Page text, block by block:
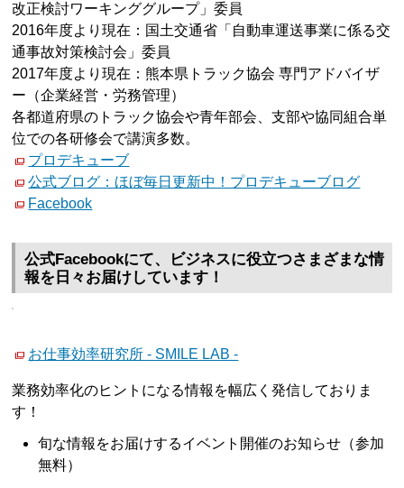
改正検討ワーキンググループ」委員
2016年度より現在：国土交通省「自動車運送事業に係る交
通事故対策検討会」委員
2017年度より現在：熊本県トラック協会 専門アドバイザ
ー（企業経営・労務管理）
各都道府県のトラック協会や青年部会、支部や協同組合単
位での各研修会で講演多数。
プロデキューブ
公式ブログ：ほぼ毎日更新中！プロデキューブログ
Facebook
公式Facebookにて、ビジネスに役立つさまざまな情
報を日々お届けしています！
お仕事効率研究所 - SMILE LAB -
業務効率化のヒントになる情報を幅広く発信しておりま
す！
旬な情報をお届けするイベント開催のお知らせ（参加
無料）